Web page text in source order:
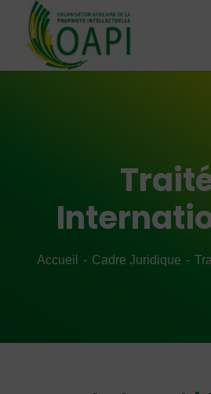
Accueil Cadre Juridique